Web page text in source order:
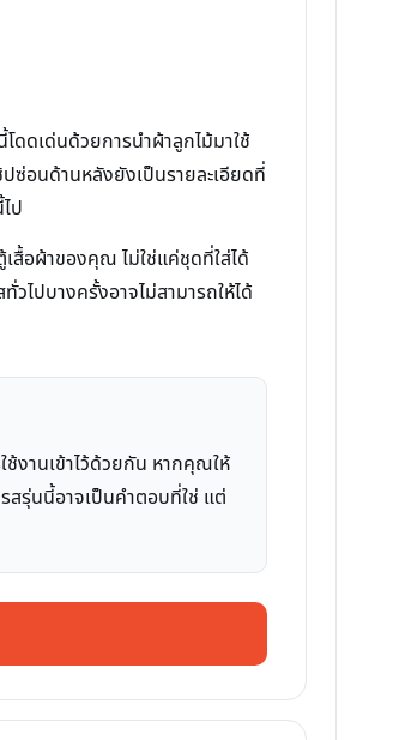
ดเด่นด้วยการนำผ้าลูกไม้มาใช้
ซ่อนด้านหลังยังเป็นรายละเอียดที่
ป
สื้อผ้าของคุณ ไม่ใช่แค่ชุดที่ใส่ได้
ไปบางครั้งอาจไม่สามารถให้ได้
งานเข้าไว้ด้วยกัน หากคุณให้
รุ่นนี้อาจเป็นคำตอบที่ใช่ แต่